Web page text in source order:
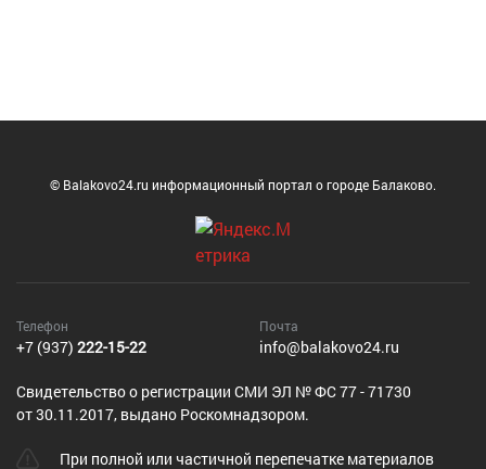
© Balakovo24.ru информационный портал о городе Балаково.
Телефон
+7 (937) 222-15-22
Почта
info@balakovo24.ru
Cвидетельство о регистрации СМИ ЭЛ № ФС 77 - 71730
от 30.11.2017, выдано Роскомнадзором.
При полной или частичной перепечатке материалов